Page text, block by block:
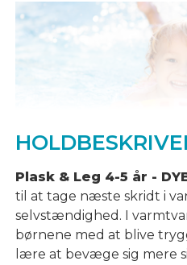
Plask & Leg 4-5 år -
til at tage næste skridt i
selvstændighed. I
børnene med at blive
lære at bevæge sig mere